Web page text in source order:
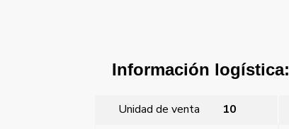
Información logística:
Unidad de venta 10